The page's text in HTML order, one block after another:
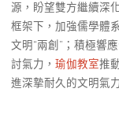
源，盼望雙方繼續深
框架下，加強儒學體
文明“兩創”；積極響
討氣力， 瑜伽教室推
進深摯耐久的文明氣